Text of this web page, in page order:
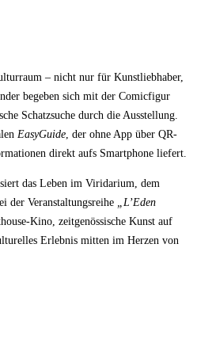
– nicht nur für Kunstliebhaber,
begeben sich mit der Comicfigur
Schatzsuche durch die Ausstellung.
EasyGuide , der ohne App über QR-
direkt aufs Smartphone liefert.
das Leben im Viridarium, dem
der Veranstaltungsreihe
„L’Eden
Kino, zeitgenössische Kunst auf
Erlebnis mitten im Herzen von